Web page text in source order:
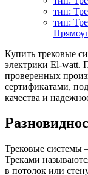
тип:
тип:
Купить трековые
электрики El-watt.
проверенных
сертификатами,
качества и
Трековые системы
Треками
в потолок или